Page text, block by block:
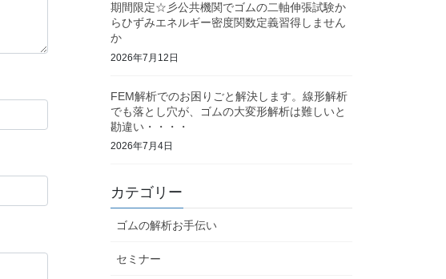
期間限定☆彡公共機関でゴムの二軸伸張試験か
らひずみエネルギー密度関数定義習得しません
か
2026年7月12日
FEM解析でのお困りごと解決します。線形解析
でも落とし穴が、ゴムの大変形解析は難しいと
勘違い・・・・
2026年7月4日
カテゴリー
ゴムの解析お手伝い
セミナー